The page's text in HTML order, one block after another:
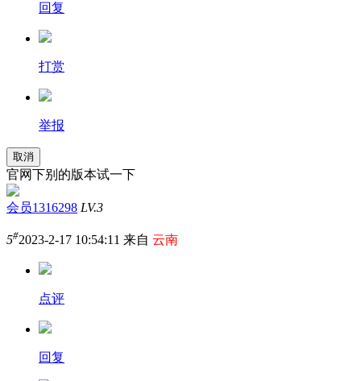
回复
打赏
举报
取消
官网下别的版本试一下
会员1316298 LV.3
5#2023-2-17 10:54:11 来自 云南
点评
回复